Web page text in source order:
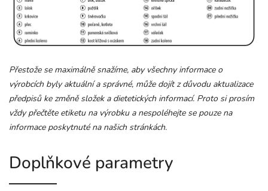
Přestože se maximálně snažíme, aby všechny informace o
výrobcích byly aktuální a správné, může dojít z důvodu aktualizace
předpisů ke změně složek a dietetických informací. Proto si prosím
vždy přečtěte etiketu na výrobku a nespoléhejte se pouze na
informace poskytnuté na našich stránkách.
Doplňkové parametry